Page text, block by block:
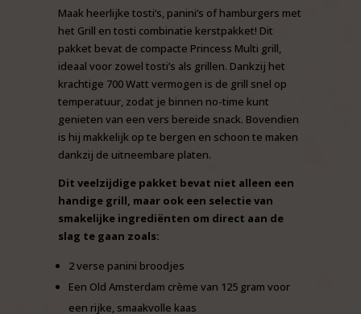
Maak heerlijke tosti’s, panini’s of hamburgers met
het Grill en tosti combinatie kerstpakket! Dit
pakket bevat de compacte Princess Multi grill,
ideaal voor zowel tosti’s als grillen. Dankzij het
krachtige 700 Watt vermogen is de grill snel op
temperatuur, zodat je binnen no-time kunt
genieten van een vers bereide snack. Bovendien
is hij makkelijk op te bergen en schoon te maken
dankzij de uitneembare platen.
Dit veelzijdige pakket bevat niet alleen een
handige grill, maar ook een selectie van
smakelijke ingrediënten om direct aan de
slag te gaan zoals:
2 verse panini broodjes
Een Old Amsterdam crème van 125 gram voor
een rijke, smaakvolle kaas